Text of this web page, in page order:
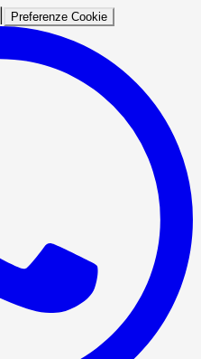
Preferenze Cookie